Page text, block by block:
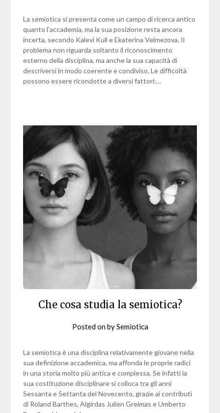
La semiotica si presenta come un campo di ricerca antico
quanto l’accademia, ma la sua posizione resta ancora
incerta, secondo Kalevi Kull e Ekaterina Velmezova. Il
problema non riguarda soltanto il riconoscimento
esterno della disciplina, ma anche la sua capacità di
descriversi in modo coerente e condiviso. Le difficoltà
possono essere ricondotte a diversi fattori:…
Che cosa studia la semiotica?
Posted onbySemiotica
La semiotica è una disciplina relativamente giovane nella
sua definizione accademica, ma affonda le proprie radici
in una storia molto più antica e complessa. Se infatti la
sua costituzione disciplinare si colloca tra gli anni
Sessanta e Settanta del Novecento, grazie ai contributi
di Roland Barthes, Algirdas Julien Greimas e Umberto